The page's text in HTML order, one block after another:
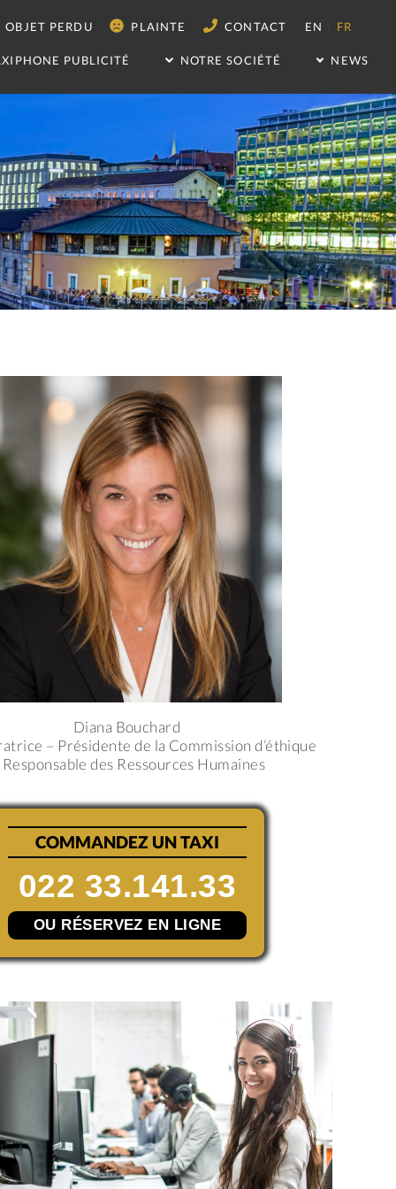
OBJET PERDU PLAINTE CONTACT EN FR
PUBLICITÉ NOTRE SOCIÉTÉ NEWS
Diana Bouchard
– Présidente de la Commission d’éthique
des Ressources Humaines
COMMANDEZ UN TAXI
022 33.141.33
OU RÉSERVEZ EN LIGNE